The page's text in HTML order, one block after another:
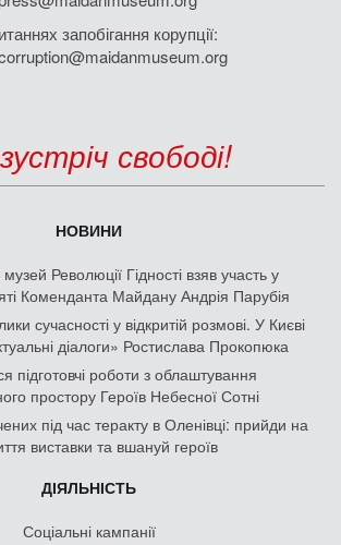
запобігання корупції:
свободі!
НОВИНИ
Революції Гідності взяв участь у
Коменданта Майдану Андрія Парубія
сучасності у відкритій розмові. У Києві
діалоги» Ростислава Прокопюка
підготовчі роботи з облаштування
простору Героїв Небесної Сотні
під час теракту в Оленівці: прийди на
виставки та вшануй героїв
ДІЯЛЬНІСТЬ
Соціальні кампанії